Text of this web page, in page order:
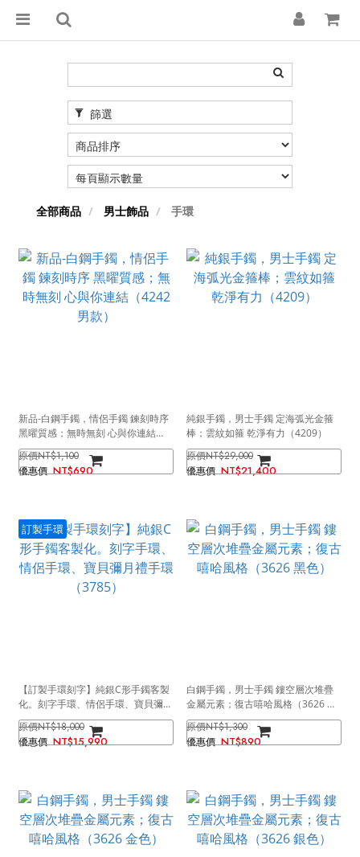
篩選
全部商品 男士飾品 手環
新品-白鋼手鐲，情侶手鐲 鍊刻時序
黑曜質感；無時無刻 心與你連結
（4242男款）
NT$1,100
NT$690
純銀手鐲，男士手鐲 定海弧光金箍
棒；雲紋如箍 乾淨有力（4209）
NT$29,000
NT$21,400
訂製手環
【訂製手環刻字】純銀C形手鐲客製
化。刻字手環、情侶手環、寶貝彌月
禮手環（3785）
NT$18,000
NT$15,990
白鋼手鐲，男士手鐲 鏤空層次堆疊
金屬元素；復古嘻哈風格（3626 黑
色）
NT$1,300
NT$890